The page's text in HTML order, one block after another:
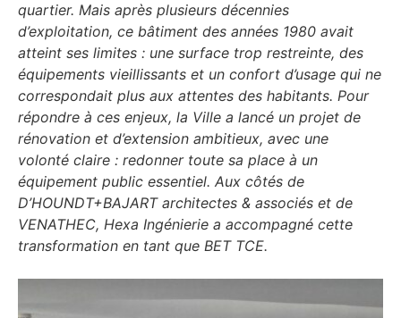
quartier. Mais après plusieurs décennies
d’exploitation, ce bâtiment des années 1980 avait
atteint ses limites : une surface trop restreinte, des
équipements vieillissants et un confort d’usage qui ne
correspondait plus aux attentes des habitants. Pour
répondre à ces enjeux, la Ville a lancé un projet de
rénovation et d’extension ambitieux, avec une
volonté claire : redonner toute sa place à un
équipement public essentiel. Aux côtés de
D’HOUNDT+BAJART architectes & associés et de
VENATHEC, Hexa Ingénierie a accompagné cette
transformation en tant que BET TCE.